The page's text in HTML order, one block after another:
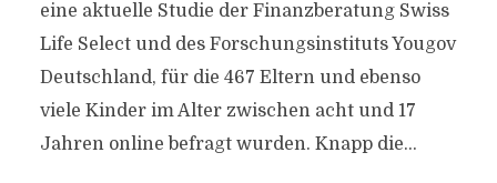
eine aktuelle Studie der Finanzberatung Swiss
Life Select und des Forschungsinstituts Yougov
Deutschland, für die 467 Eltern und ebenso
viele Kinder im Alter zwischen acht und 17
Jahren online befragt wurden. Knapp die...